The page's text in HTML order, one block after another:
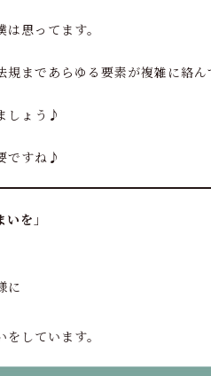
思ってます。
まであらゆる要素が複雑に絡ん
しょう♪
ですね♪
を」
に
しています。